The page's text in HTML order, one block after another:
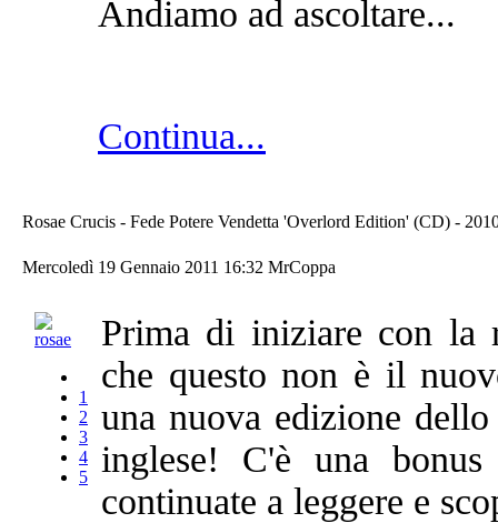
Andiamo ad ascoltare...
Continua...
Rosae Crucis - Fede Potere Vendetta 'Overlord Edition' (CD) -
Mercoledì 19 Gennaio 2011 16:32 MrCoppa
1
2
3
4
5
Prima di iniziare con la
che questo non è il
una nuova edizione
inglese! C'è una
continuate a leggere e